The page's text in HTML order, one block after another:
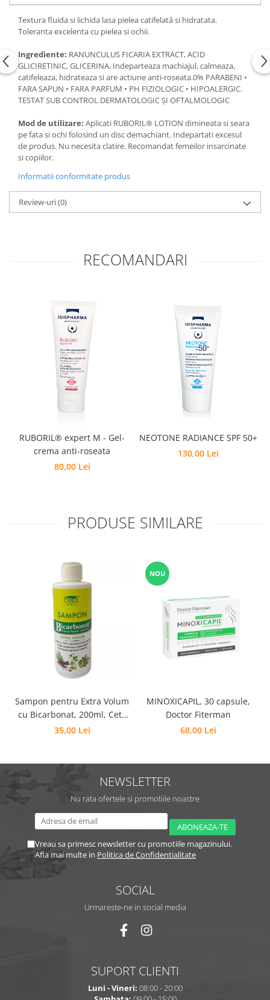
Textura fluida si lichida lasa pielea catifelată si hidratata.
Toleranta excelenta cu pielea si ochii.
Ingrediente: RANUNCULUS FICARIA EXTRACT, ACID
GLICIRETINIC, GLICERINA. Indeparteaza machiajul, calmeaza,
catifeleaza, hidrateaza si are actiune anti-roseata.0% PARABENI •
FARA SAPUN • FARA PARFUM • PH FIZIOLOGIC • HIPOALERGIC.
TESTAT SUB CONTROL DERMATOLOGIC ȘI OFTALMOLOGIC
Mod de utilizare: Aplicati RUBORIL® LOTION dimineata si seara
pe fata si ochi folosind un disc demachiant. Indepartati excesul
de produs. Nu necesita clatire. Recomandat femeilor insarcinate
si copiilor.
Informatii conformitate produs
Review-uri(0)
RECOMANDARI
RUBORIL® expert M - Gel-
crema anti-roseata
80,00 Lei
NEOTONE RADIANCE SPF 50+
130,00 Lei
PRODUSE SIMILARE
Sampon pentru Extra Volum
cu Bicarbonat, 200ml, Ceta
Sibiu
35,00 Lei
NOU
MINOXICAPIL, 30 capsule,
Doctor Fiterman
68,00 Lei
NEWSLETTER
Nu rata ofertele si promotiile noastre
Vreau sa primesc newsletter cu promotiile magazinului.
Afla mai multe in Politica de Confidentialitate
SOCIAL
Urmareste-ne in social media
SUPORT CLIENTI
Luni - Vineri: 08:00 - 20:00